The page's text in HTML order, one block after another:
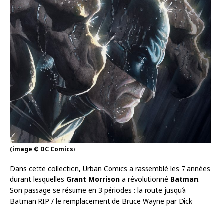
(image © DC Comics)
Dans cette collection, Urban Comics a rassemblé les 7 années
durant lesquelles Grant Morrison a révolutionné Batman.
Son passage se résume en 3 périodes : la route jusqu’à
Batman RIP / le remplacement de Bruce Wayne par Dick